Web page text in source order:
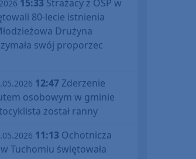
15:33 Strażacy z OSP w
80-lecie istnienia
Drużyna
swój proporzec
12:47 Zderzenie
osobowym w gminie
został ranny
11:13 Ochotnicza
Tuchomiu świętowała